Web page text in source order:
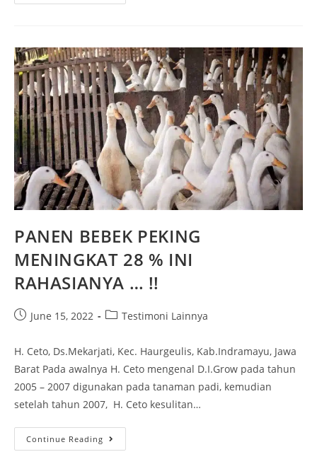
PANEN BEBEK PEKING
MENINGKAT 28 % INI
RAHASIANYA … !!
June 15, 2022 Testimoni Lainnya
H. Ceto, Ds.Mekarjati, Kec. Haurgeulis, Kab.Indramayu, Jawa
Barat Pada awalnya H. Ceto mengenal D.I.Grow pada tahun
2005 – 2007 digunakan pada tanaman padi, kemudian
setelah tahun 2007, H. Ceto kesulitan…
Continue Reading